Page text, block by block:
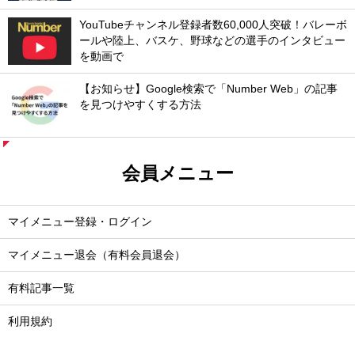
YouTubeチャンネル登録者数60,000人突破！バレーボ
ールや陸上、バスケ、野球などの選手のインタビュー
を動画で
【お知らせ】Google検索で「Number Web」の記事
を見つけやすくする方法
会員メニュー
マイメニュー登録・ログイン
マイメニュー退会（有料会員退会）
有料記事一覧
利用規約